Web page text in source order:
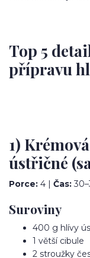
Top 5
přípravu
1)
ústřičné
Porce: 4 | Čas:
Suroviny
400 g hlívy
1 větší cibule
2 stroužky